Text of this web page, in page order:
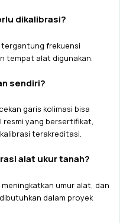
dikalibrasi?
tergantung frekuensi
tempat alat digunakan.
sendiri?
garis kolimasi bisa
resmi yang bersertifikat,
terakreditasi.
alat ukur tanah?
umur alat, dan
dalam proyek